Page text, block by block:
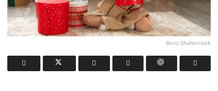
Фото: Shutterstock